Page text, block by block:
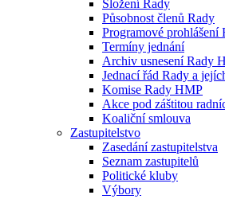
Složení Rady
Působnost členů Rady
Programové prohlášení
Termíny jednání
Archiv usnesení Rady
Jednací řád Rady a
Komise Rady HMP
Akce pod záštitou
Koaliční smlouva
Zastupitelstvo
Zasedání zastupitelstva
Seznam zastupitelů
Politické kluby
Výbory